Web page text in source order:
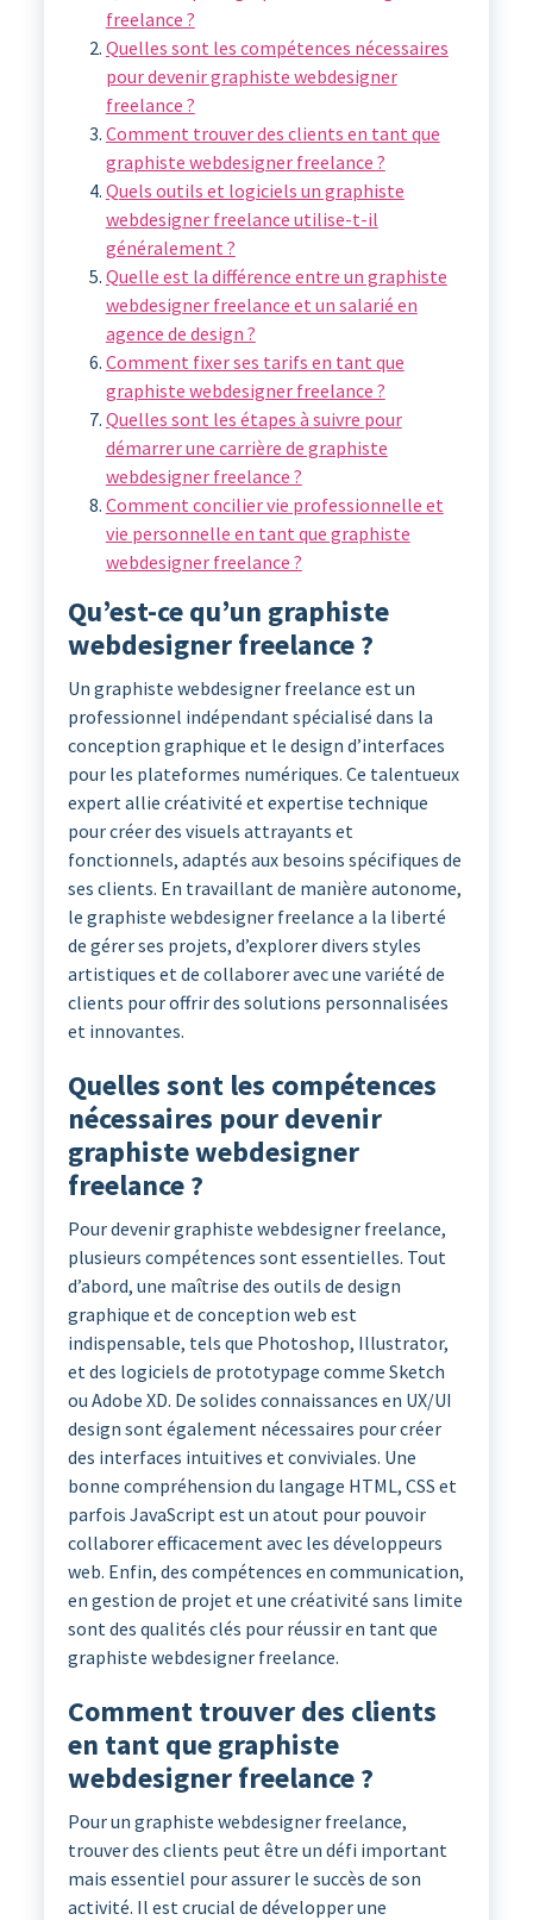
freelance ?
Quelles sont les compétences nécessaires
pour devenir graphiste webdesigner
freelance ?
Comment trouver des clients en tant que
graphiste webdesigner freelance ?
Quels outils et logiciels un graphiste
webdesigner freelance utilise-t-il
généralement ?
Quelle est la différence entre un graphiste
webdesigner freelance et un salarié en
agence de design ?
Comment fixer ses tarifs en tant que
graphiste webdesigner freelance ?
Quelles sont les étapes à suivre pour
démarrer une carrière de graphiste
webdesigner freelance ?
Comment concilier vie professionnelle et
vie personnelle en tant que graphiste
webdesigner freelance ?
Qu’est-ce qu’un graphiste
webdesigner freelance ?
Un graphiste webdesigner freelance est un
professionnel indépendant spécialisé dans la
conception graphique et le design d’interfaces
pour les plateformes numériques. Ce talentueux
expert allie créativité et expertise technique
pour créer des visuels attrayants et
fonctionnels, adaptés aux besoins spécifiques de
ses clients. En travaillant de manière autonome,
le graphiste webdesigner freelance a la liberté
de gérer ses projets, d’explorer divers styles
artistiques et de collaborer avec une variété de
clients pour offrir des solutions personnalisées
et innovantes.
Quelles sont les compétences
nécessaires pour devenir
graphiste webdesigner
freelance ?
Pour devenir graphiste webdesigner freelance,
plusieurs compétences sont essentielles. Tout
d’abord, une maîtrise des outils de design
graphique et de conception web est
indispensable, tels que Photoshop, Illustrator,
et des logiciels de prototypage comme Sketch
ou Adobe XD. De solides connaissances en UX/UI
design sont également nécessaires pour créer
des interfaces intuitives et conviviales. Une
bonne compréhension du langage HTML, CSS et
parfois JavaScript est un atout pour pouvoir
collaborer efficacement avec les développeurs
web. Enfin, des compétences en communication,
en gestion de projet et une créativité sans limite
sont des qualités clés pour réussir en tant que
graphiste webdesigner freelance.
Comment trouver des clients
en tant que graphiste
webdesigner freelance ?
Pour un graphiste webdesigner freelance,
trouver des clients peut être un défi important
mais essentiel pour assurer le succès de son
activité. Il est crucial de développer une